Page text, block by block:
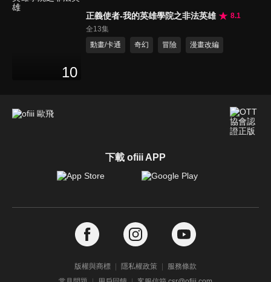
10
正義使者-我的英雄學院之非法英雄
8.1
全13集
動畫/卡通
奇幻 冒險 漫畫改編
下載 ofiii APP
版權與商標 隱私權政策
服務條款